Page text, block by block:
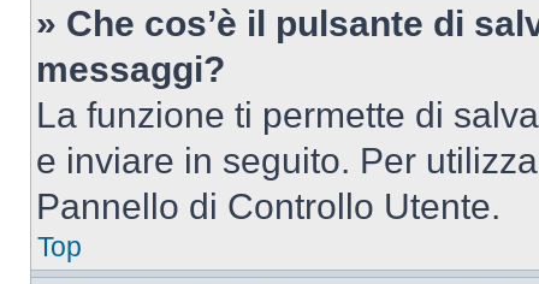
» Che cos’è il pulsante di
messaggi?
La funzione ti permette di
e inviare in seguito. Per
Pannello di Controllo Utente.
Top